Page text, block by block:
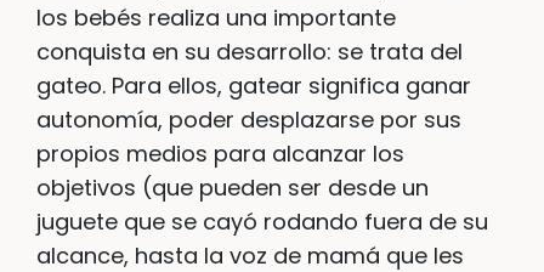
los bebés realiza una importante
conquista en su desarrollo: se trata del
gateo. Para ellos, gatear significa ganar
autonomía, poder desplazarse por sus
propios medios para alcanzar los
objetivos (que pueden ser desde un
juguete que se cayó rodando fuera de su
alcance, hasta la voz de mamá que les